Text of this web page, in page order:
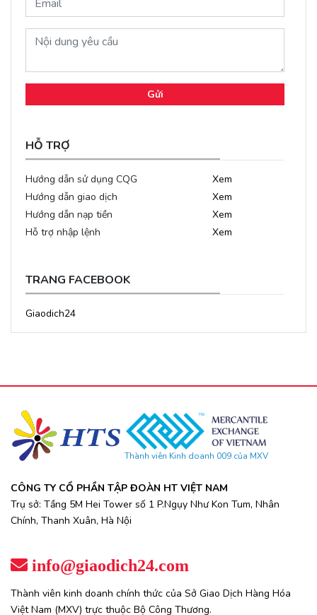
Gửi
HỖ TRỢ
Hướng dẫn sử dụng CQG
Xem
Hướng dẫn giao dịch
Xem
Hướng dẫn nạp tiền
Xem
Hỗ trợ nhập lệnh
Xem
TRANG FACEBOOK
Giaodich24
Thành viên Kinh doanh 009 của MXV
CÔNG TY CỔ PHẦN TẬP ĐOÀN HT VIỆT NAM
Trụ sở: Tầng 5M Hei Tower số 1 P.Ngụy Như Kon Tum, Nhân
Chính, Thanh Xuân, Hà Nội
info@giaodich24.com
Thành viên kinh doanh chính thức của Sở Giao Dịch Hàng Hóa
Việt Nam (MXV) trực thuộc Bộ Công Thương.